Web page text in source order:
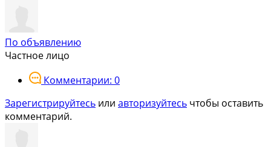
По объявлению
Частное лицо
Комментарии: 0
Зарегистрируйтесь или авторизуйтесь чтобы оставить
комментарий.